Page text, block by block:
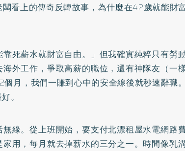
看上的傳奇反轉故事，為什麼在42歲就能財
死薪水就財富自由。」但我確實純粹只有勞
外工作，爭取高薪的職位，還有神隊友（一
月，我們一賺到心中的安全線後就秒速辭職
。
緣。從上班開始，要支付北漂租屋水電網路
用，每月就去掉薪水的三分之一。時間像乳